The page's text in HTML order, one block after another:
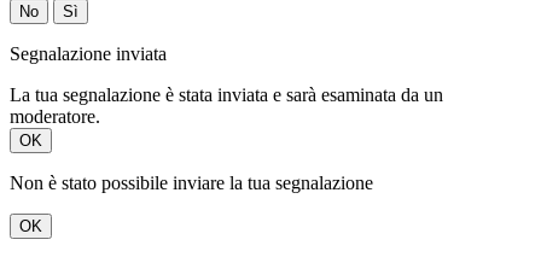
No Sì
Segnalazione inviata
La tua segnalazione è stata inviata e sarà esaminata da un
moderatore.
OK
Non è stato possibile inviare la tua segnalazione
OK